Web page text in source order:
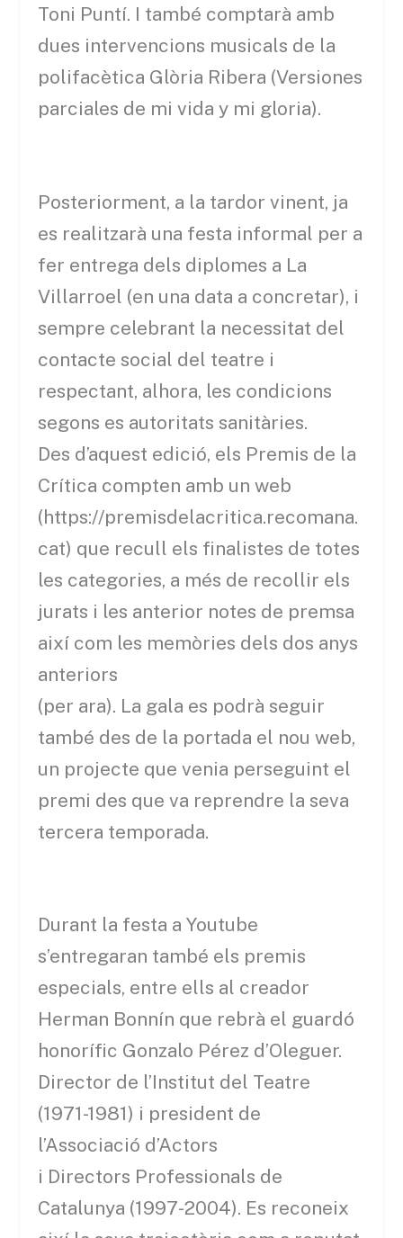
Toni Puntí. I també comptarà amb
dues intervencions musicals de la
polifacètica Glòria Ribera (Versiones
parciales de mi vida y mi gloria).
Posteriorment, a la tardor vinent, ja
es realitzarà una festa informal per a
fer entrega dels diplomes a La
Villarroel (en una data a concretar), i
sempre celebrant la necessitat del
contacte social del teatre i
respectant, alhora, les condicions
segons es autoritats sanitàries.
Des d’aquest edició, els Premis de la
Crítica compten amb un web
(https://premisdelacritica.recomana.
cat) que recull els finalistes de totes
les categories, a més de recollir els
jurats i les anterior notes de premsa
així com les memòries dels dos anys
anteriors
(per ara). La gala es podrà seguir
també des de la portada el nou web,
un projecte que venia perseguint el
premi des que va reprendre la seva
tercera temporada.
Durant la festa a Youtube
s’entregaran també els premis
especials, entre ells al creador
Herman Bonnín que rebrà el guardó
honorífic Gonzalo Pérez d’Oleguer.
Director de l’Institut del Teatre
(1971-1981) i president de
l’Associació d’Actors
i Directors Professionals de
Catalunya (1997-2004). Es reconeix